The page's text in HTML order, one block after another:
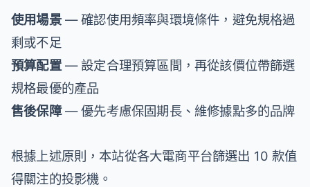
使用場景— 確認使用頻率與環境條件，避免規格過
剩或不足
預算配置— 設定合理預算區間，再從該價位帶篩選
規格最優的產品
售後保障— 優先考慮保固期長、維修據點多的品牌
根據上述原則，本站從各大電商平台篩選出 10 款值
得關注的投影機。